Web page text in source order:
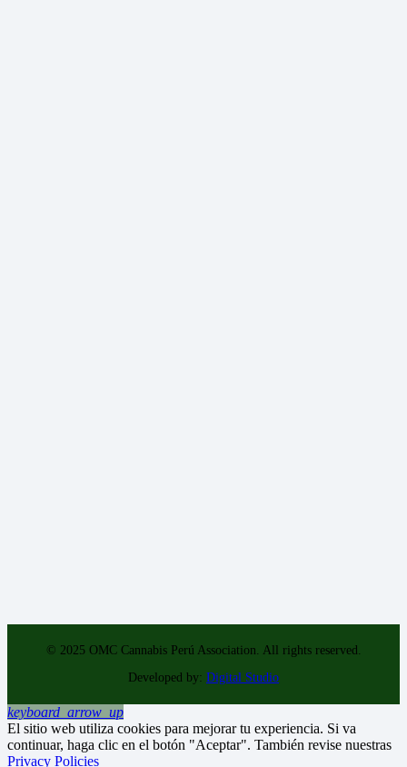
© 2025 OMC Cannabis Perú Association. All rights reserved.
Developed by: Digital Studio
keyboard_arrow_up
El sitio web utiliza cookies para mejorar tu experiencia. Si va
continuar, haga clic en el botón "Aceptar". También revise nuestras
Privacy Policies